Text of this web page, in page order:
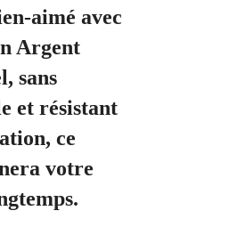
aimé avec
Argent
sans
et résistant
ce
votre